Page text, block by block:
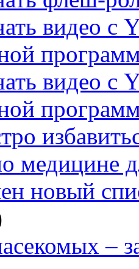
видео с
видео с
медицине
новый
–